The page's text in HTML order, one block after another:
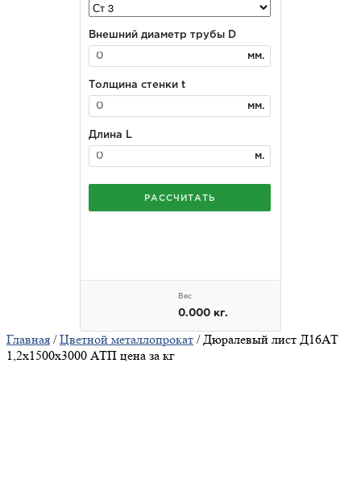
Главная /Цветной металлопрокат / Дюралевый лист Д16АТ
1,2х1500х3000 АТП цена за кг